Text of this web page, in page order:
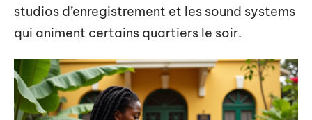
studios d’enregistrement et les sound systems
qui animent certains quartiers le soir.